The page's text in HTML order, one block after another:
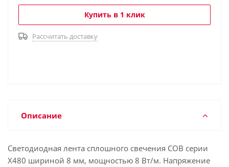
Купить в 1 клик
Рассчитать доставку
Описание
Светодиодная лента сплошного свечения COB серии
X480 шириной 8 мм, мощностью 8 Вт/м. Напряжение